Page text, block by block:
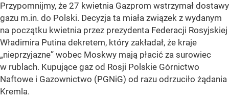
Przypomnijmy, że 27 kwietnia Gazprom wstrzymał dostawy
gazu m.in. do Polski. Decyzja ta miała związek z wydanym
na początku kwietnia przez prezydenta Federacji Rosyjskiej
Władimira Putina dekretem, który zakładał, że kraje
„nieprzyjazne” wobec Moskwy mają płacić za surowiec
w rublach. Kupujące gaz od Rosji Polskie Górnictwo
Naftowe i Gazownictwo (PGNiG) od razu odrzuciło żądania
Kremla.